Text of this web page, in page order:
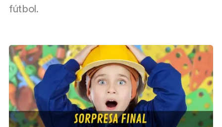
fútbol.